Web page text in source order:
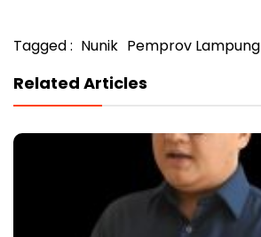
Tagged : Nunik Pemprov Lampung
Related Articles